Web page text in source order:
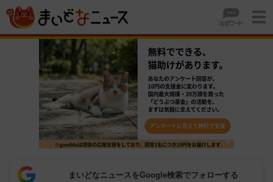
まいどなニュースをGoogle検索でフォローする